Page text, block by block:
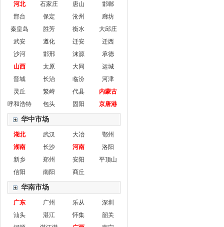
河北 石家庄 唐山
邯郸
邢台
保定 沧州
廊坊
秦皇岛
胜芳 衡水
大邱庄
武安
遵化 迁安
迁西
沙河
邯邢 涞源
承德
山西
太原 大同
运城
晋城
长治 临汾
河津
灵丘
繁峙 代县
内蒙古
呼和浩特
包头 固阳 京唐港
华中市场
湖北 武汉 大冶
鄂州
湖南
长沙 河南
洛阳
新乡
郑州 安阳
平顶山
信阳
南阳 商丘
华南市场
广东 广州 乐从
深圳
汕头
湛江 怀集
韶关